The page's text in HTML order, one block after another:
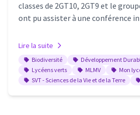
classes de 2GT10, 2GT9 et le
ont pu assister à une conférence
Lire la suite
Biodiversité
Développement
Lycéens verts
MLMV
Mon
SVT - Sciences de la Vie et de la Terre